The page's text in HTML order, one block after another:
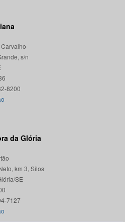
s/n
da Glória
km 3, Silos
SE
Contato +55 79 3194-7127